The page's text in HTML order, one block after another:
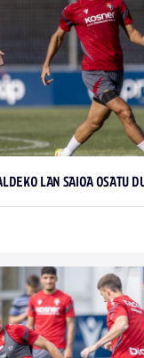
LAN SAIOA OSATU